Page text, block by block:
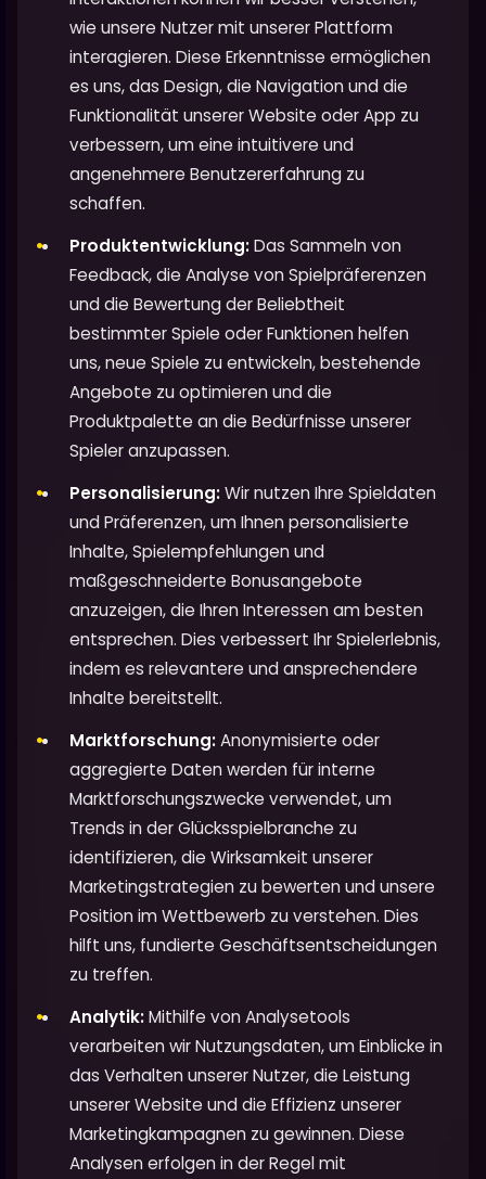
wie unsere Nutzer mit unserer Plattform
interagieren. Diese Erkenntnisse ermöglichen
es uns, das Design, die Navigation und die
Funktionalität unserer Website oder App zu
verbessern, um eine intuitivere und
angenehmere Benutzererfahrung zu
schaffen.
Produktentwicklung:Das Sammeln von
Feedback, die Analyse von Spielpräferenzen
und die Bewertung der Beliebtheit
bestimmter Spiele oder Funktionen helfen
uns, neue Spiele zu entwickeln, bestehende
Angebote zu optimieren und die
Produktpalette an die Bedürfnisse unserer
Spieler anzupassen.
Personalisierung:Wir nutzen Ihre Spieldaten
und Präferenzen, um Ihnen personalisierte
Inhalte, Spielempfehlungen und
maßgeschneiderte Bonusangebote
anzuzeigen, die Ihren Interessen am besten
entsprechen. Dies verbessert Ihr Spielerlebnis,
indem es relevantere und ansprechendere
Inhalte bereitstellt.
Marktforschung:Anonymisierte oder
aggregierte Daten werden für interne
Marktforschungszwecke verwendet, um
Trends in der Glücksspielbranche zu
identifizieren, die Wirksamkeit unserer
Marketingstrategien zu bewerten und unsere
Position im Wettbewerb zu verstehen. Dies
hilft uns, fundierte Geschäftsentscheidungen
zu treffen.
Analytik:Mithilfe von Analysetools
verarbeiten wir Nutzungsdaten, um Einblicke in
das Verhalten unserer Nutzer, die Leistung
unserer Website und die Effizienz unserer
Marketingkampagnen zu gewinnen. Diese
Analysen erfolgen in der Regel mit